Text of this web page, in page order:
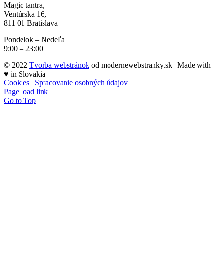
Magic tantra,
Ventúrska 16,
811 01 Bratislava
Pondelok – Nedeľa
9:00 – 23:00
© 2022 Tvorba webstránok od modernewebstranky.sk | Made with
♥ in Slovakia
Cookies | Spracovanie osobných údajov
Page load link
Go to Top